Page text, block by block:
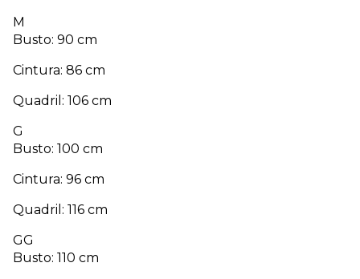
M
Busto: 90 cm
Cintura: 86 cm
Quadril: 106 cm
G
Busto: 100 cm
Cintura: 96 cm
Quadril: 116 cm
GG
Busto: 110 cm